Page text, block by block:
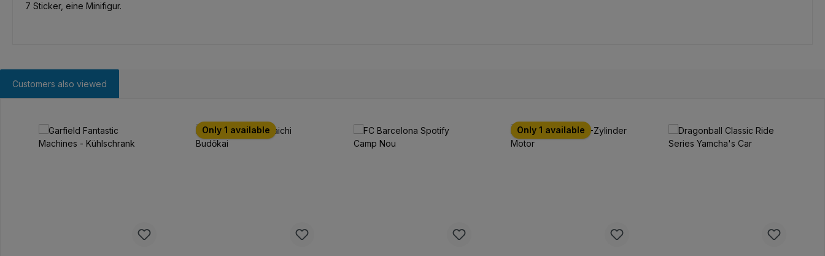
7 Sticker, eine Minifigur.
Customers also viewed
Only 1 available Only 1 available